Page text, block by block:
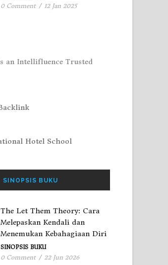
0 Comment / 12 Jan 2025
SINOPSIS BUKU
The Let Them Theory: Cara
Melepaskan Kendali dan
Menemukan Kebahagiaan Diri
SINOPSIS BUKU
0 Comment / 22 Jun 2026